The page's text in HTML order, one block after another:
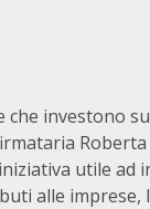
investono
utile ad
alle imprese,